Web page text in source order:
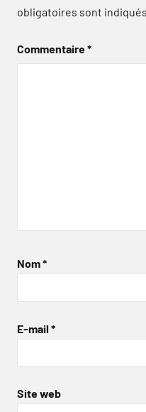
obligatoires sont
Commentaire*
Nom*
E-mail *
Site web